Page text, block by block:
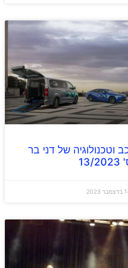
וטכנולוגיה של דני בר
2023